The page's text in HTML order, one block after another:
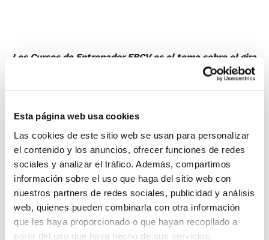
Esta página web usa cookies
Las cookies de este sitio web se usan para personalizar
el contenido y los anuncios, ofrecer funciones de redes
sociales y analizar el tráfico. Además, compartimos
información sobre el uso que haga del sitio web con
nuestros partners de redes sociales, publicidad y análisis
web, quienes pueden combinarla con otra información
que les haya proporcionado o que hayan recopilado a
partir del uso que haya hecho de sus servicios.
Los Cursos de Entrenador FBCV es el tema sobre el gira
el nuevo artículo que ya tienes a tu disposición en
nuestro baloncesto.
Además de este artículo, puedes encontrar muchos
otros más sobre la Ley del Deporte y la seguridad del
deportista, la formación del Comité Técnico Arbitral,
las tecnologías al servicio del baloncesto o la mujer en
nuestro deporte, entre muchos otros.
El Blog de la FBCV es un
nuevo soporte